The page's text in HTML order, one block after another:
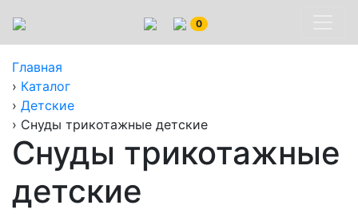
0
Главная
› Каталог
› Детские
› Снуды трикотажные детские
Снуды трикотажные
детские